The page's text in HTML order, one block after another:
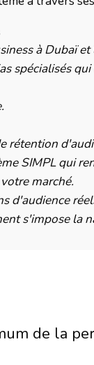
à Dubaï
spécialisés
rétention
SIMPL qui
marché.
d'audience
s'impose la
de la